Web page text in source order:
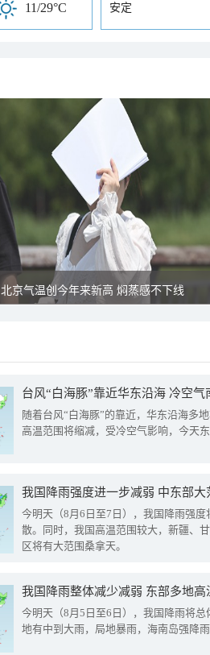
11/29°C 安定
北京气温创今年来新高 焖蒸感不下线
台风“白海豚”靠近华东沿海 冷空
随着台风“白海豚”的靠近，华东沿海多
高温范围将缩减，受冷空气影响，今天
今明天（8月6日至7日），我国降雨强
散。同时，我国高温范围较大，新疆、
区将有大范围桑拿天。
我国降雨整体减少减弱 东部多地高
今明天（8月5日至6日），我国降雨将
地有中到大雨，局地暴雨，海南岛强降